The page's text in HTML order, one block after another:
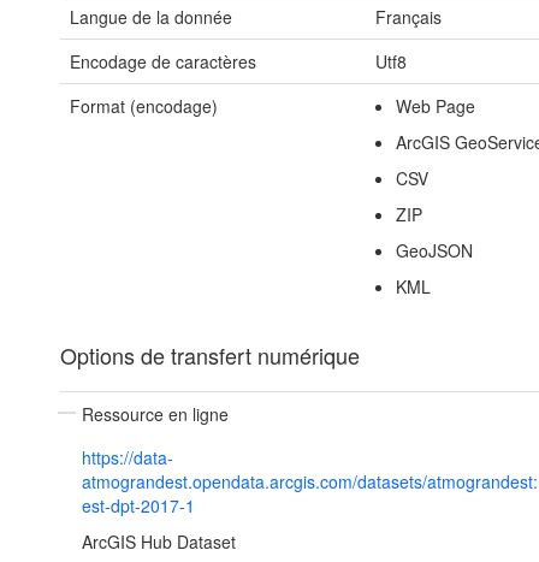
Langue de la donnée
Français
Encodage de caractères
Utf8
Format (encodage)
Web Page
ArcGIS
CSV
ZIP
GeoJSON
KML
Options de transfert numérique
Ressource en ligne
https://data-
atmograndest.opendata.arcgis.com/datasets/
est-dpt-2017-1
ArcGIS Hub Dataset